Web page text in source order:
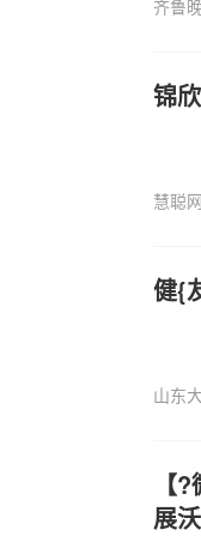
齐鲁
锦
慧聪网
健{
山东
【
展